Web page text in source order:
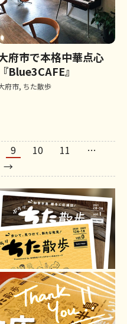
府市で本格中華点心
『Blue3CAFE』
府市, ちた散歩
9 10 11
…
→